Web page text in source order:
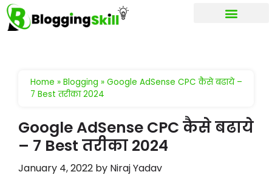
Home » Blogging » Google AdSense CPC कैसे बढाये –
7 Best तरीका 2024
Google AdSense CPC कैसे बढाये
– 7 Best तरीका 2024
January 4, 2022 by Niraj Yadav